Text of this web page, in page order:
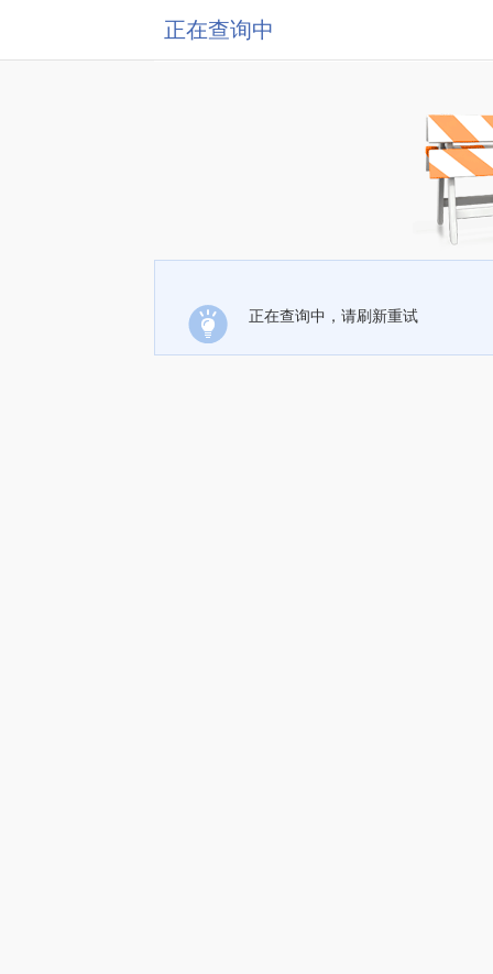
正在查询中
正在查询中，请刷新重试